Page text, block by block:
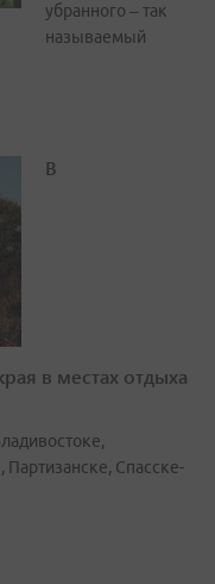
убранного – так
называемый
В
в местах отдыха
Партизанске, Спасске-